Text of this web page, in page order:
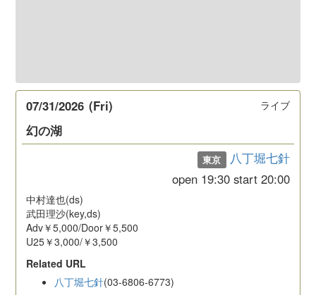
ライブ
07/31/2026 (Fri)
幻の湖
東京
八丁堀七針
open 19:30 start 20:00
中村達也(ds)
武田理沙(key,ds)
Adv￥5,000/Door￥5,500
U25￥3,000/￥3,500
Related URL
八丁堀七針(03-6806-6773)